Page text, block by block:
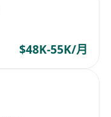
$48K-55K/月